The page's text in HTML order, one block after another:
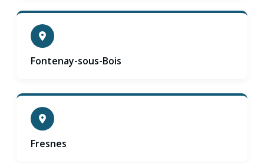
Fontenay-sous-Bois
Fresnes